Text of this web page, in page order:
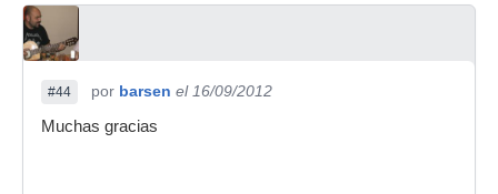
#44 por barsen el 16/09/2012
Muchas gracias